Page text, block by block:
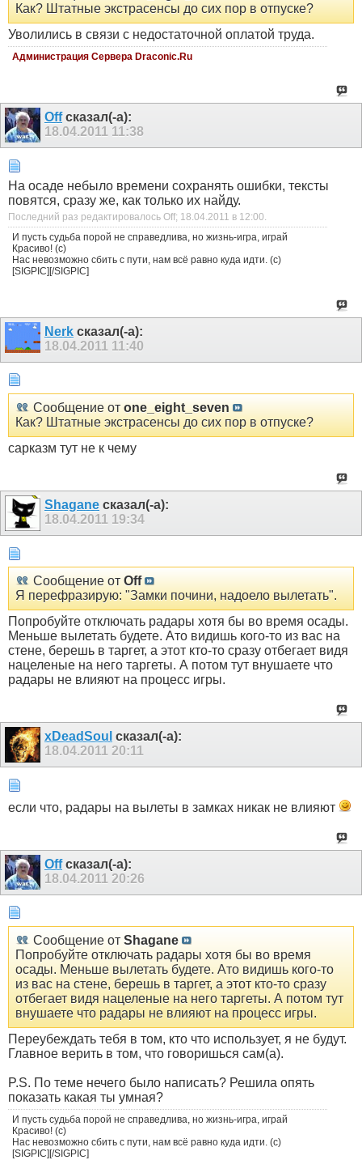
Как? Штатные экстрасенсы до сих пор в отпуске?
Уволились в связи с недостаточной оплатой труда.
Администрация Сервера Draconic.Ru
Offсказал(-а):
18.04.2011 11:38
На осаде небыло времени сохранять ошибки, тексты
повятся, сразу же, как только их найду.
Последний раз редактировалось Off; 18.04.2011 в 12:00
И пусть судьба порой не справедлива, но жизнь-игра, играй
Красиво! (с)
Нас невозможно сбить с пути, нам всё равно куда идти. (с)
[SIGPIC][/SIGPIC]
Nerk сказал(-а):
18.04.2011 11:40
Сообщение от one_eight_seven
Как? Штатные экстрасенсы до сих пор в отпуске?
сарказм тут не к чему
Shagane сказал(-а):
18.04.2011 19:34
Сообщение от Off
Я перефразирую: "Замки почини, надоело вылетать".
Попробуйте отключать радары хотя бы во время осады.
Меньше вылетать будете. Ато видишь кого-то из вас на
стене, берешь в таргет, а этот кто-то сразу отбегает видя
нацеленые на него таргеты. А потом тут внушаете что
радары не влияют на процесс игры.
xDeadSoul сказал(-а):
18.04.2011 20:11
если что, радары на вылеты в замках никак не влияют
Offсказал(-а):
18.04.2011 20:26
Сообщение от Shagane
Попробуйте отключать радары хотя бы во время
осады. Меньше вылетать будете. Ато видишь кого-то
из вас на стене, берешь в таргет, а этот кто-то сразу
отбегает видя нацеленые на него таргеты. А потом тут
внушаете что радары не влияют на процесс игры.
Переубеждать тебя в том, кто что использует, я не будут.
Главное верить в том, что говоришься сам(а).
P.S. По теме нечего было написать? Решила опять
показать какая ты умная?
И пусть судьба порой не справедлива, но жизнь-игра, играй
Красиво! (с)
Нас невозможно сбить с пути, нам всё равно куда идти. (с)
[SIGPIC][/SIGPIC]